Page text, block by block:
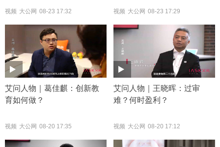
视频 大公网 08-23 17:32 视频 大公网 08-23 17:29
艾问人物｜葛佳麒：创新教
育如何做？
视频 大公网 08-20 17:35
艾问人物｜王晓晖：过审
难？何时盈利？
视频 大公网 08-20 17:12